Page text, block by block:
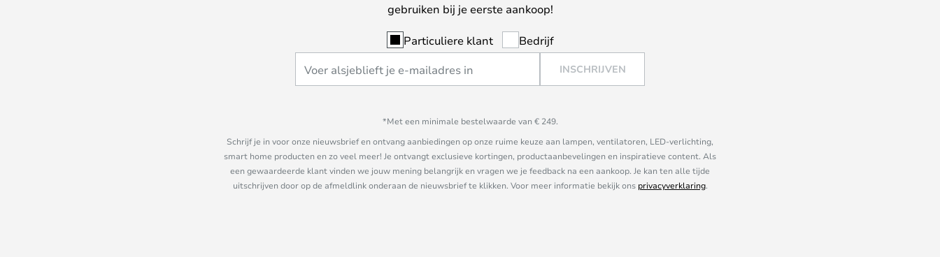
gebruiken bij je eerste aankoop!
Particuliere klant Bedrijf
INSCHRIJVEN
*Met een minimale bestelwaarde van € 249.
Schrijf je in voor onze nieuwsbrief en ontvang aanbiedingen op onze ruime keuze aan lampen, ventilatoren, LED-verlichting,
smart home producten en zo veel meer! Je ontvangt exclusieve kortingen, productaanbevelingen en inspiratieve content. Als
een gewaardeerde klant vinden we jouw mening belangrijk en vragen we je feedback na een aankoop. Je kan ten alle tijde
uitschrijven door op de afmeldlink onderaan de nieuwsbrief te klikken. Voor meer informatie bekijk ons privacyverklaring.